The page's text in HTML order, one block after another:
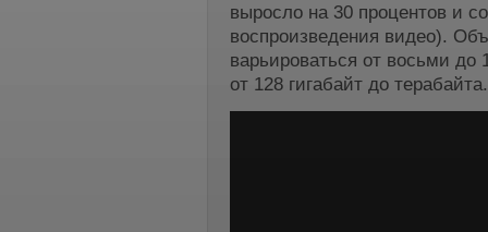
выросло на 30 процентов и
воспроизведения видео).
варьироваться от восьми до
от 128 гигабайт до терабайта.